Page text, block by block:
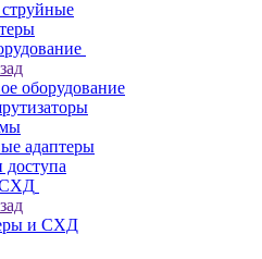
оборудование
адаптеры
доступа
СХД
и СХД